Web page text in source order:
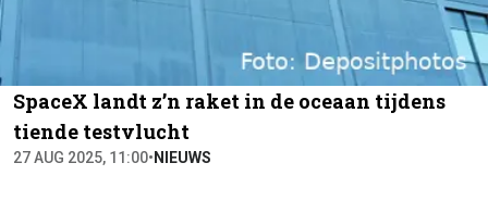
SpaceX landt z’n raket in de oceaan tijdens
tiende testvlucht
27 AUG 2025, 11:00• NIEUWS